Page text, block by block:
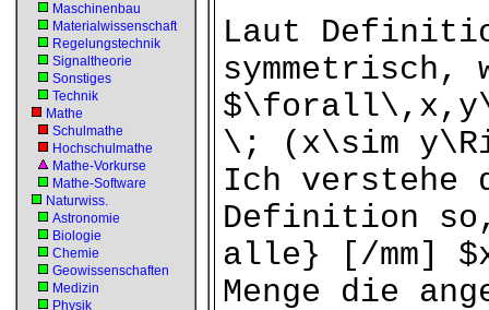
Maschinenbau
Materialwissenschaft
Regelungstechnik
Signaltheorie
Sonstiges
Technik
Mathe
Schulmathe
Hochschulmathe
Mathe-Vorkurse
Mathe-Software
Naturwiss.
Astronomie
Biologie
Chemie
Geowissenschaften
Medizin
Physik
Laut
symmetrisch,
\; (x\sim
Ich verstehe
Definition
alle} [/mm]
Menge die